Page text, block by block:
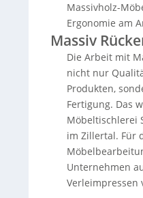
kraftschonend
nutzt das
per Fußpedal
(H400), der ohne
mehreren
Ergänzend sorgt eine
flexibleKombi-
mit Pressarmen und
sowohl große
kleinere oder runde
effizient bearbeitet
inklusive vertikaler
Flächeneinsparung.
der Produktqualität
und zuverlässigen
Massivholz-
Ergonomie am
Massiv
Die Arbeit mit
nicht nur
Produkten,
Fertigung. Das
Möbeltischlerei
im Zillertal. Für
Unternehmen
Verleimpressen